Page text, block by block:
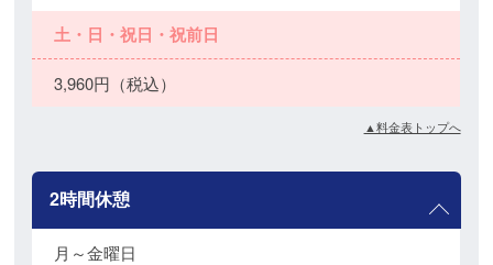
土・日・祝日・祝前日
3,960円（税込）
▲料金表トップへ
2時間休憩
月～金曜日